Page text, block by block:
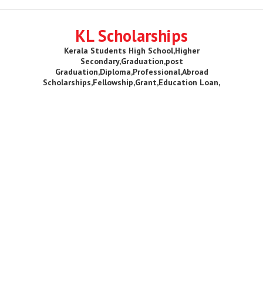
KL Scholarships
Kerala Students High School,Higher
Secondary,Graduation,post
Graduation,Diploma,Professional,Abroad
Scholarships,Fellowship,Grant,Education Loan,